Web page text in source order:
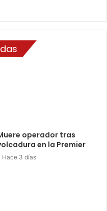
operador tras
en la Premier
Hace 3 días